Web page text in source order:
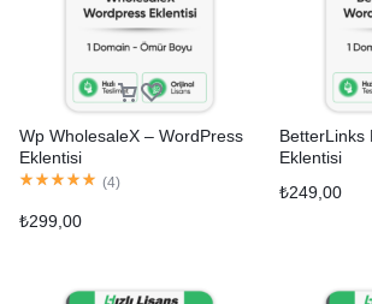
Wp WholesaleX – WordPress
Eklentisi
(4)
₺299,00
BetterLinks
Eklentisi
₺249,00